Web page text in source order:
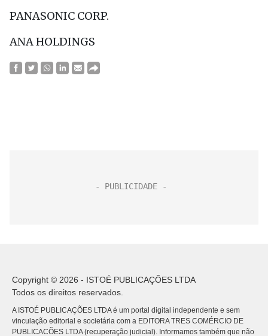
PANASONIC CORP.
ANA HOLDINGS
Copyright © 2026 - ISTOÉ PUBLICAÇÕES LTDA
Todos os direitos reservados.
A ISTOÉ PUBLICAÇÕES LTDA é um portal digital independente e sem
vinculação editorial e societária com a EDITORA TRES COMÉRCIO DE
PUBLICACÕES LTDA (recuperação judicial). Informamos também que não